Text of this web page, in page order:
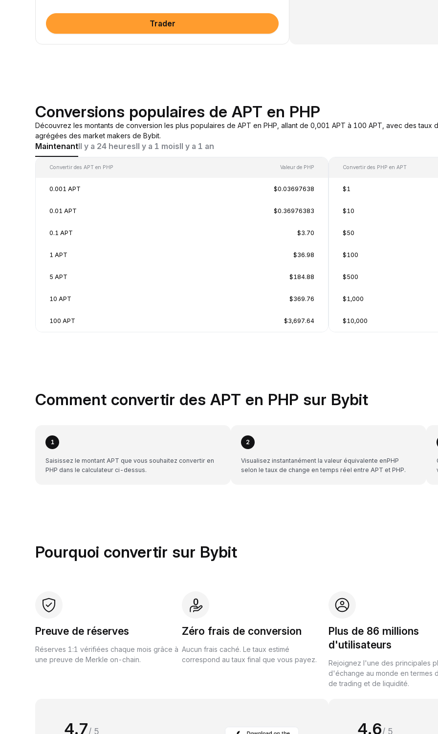
Trader
Conversions populaires de APT en PHP
Découvrez les montants de conversion les plus populaires de APT en PHP, allant de 0,001 APT à 100 APT, avec des taux
agrégées des market makers de Bybit.
MaintenantIl y a 24 heuresIl y a 1 moisIl y a 1 an
Convertir des APT en PHP Valeur de PHP
0.001 APT $0.03697638
0.01 APT $0.36976383
0.1 APT $3.70
1 APT $36.98
5 APT $184.88
10 APT $369.76
100 APT $3,697.64
Convertir des PHP en APT
$1
$10
$50
$100
$500
$1,000
$10,000
Comment convertir des APT en PHP sur Bybit
1
Saisissez le montant APT que vous souhaitez convertir en
PHP dans le calculateur ci-dessus.
2
Visualisez instantanément la valeur équivalente enPHP
selon le taux de change en temps réel entre APT et PHP.
Pourquoi convertir sur Bybit
Preuve de réserves
Réserves 1:1 vérifiées chaque mois grâce à
une preuve de Merkle on-chain.
Zéro frais de conversion
Aucun frais caché. Le taux estimé
correspond au taux final que vous payez.
Plus de 86 millions
d'utilisateurs
Rejoignez l'une des principales
d'échange au monde en termes
de trading et de liquidité.
4.7/ 5 4.6/ 5